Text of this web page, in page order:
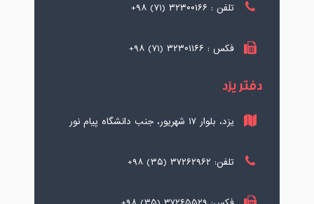
تلفن : ۳۲۳۰۰۱۶۶ (۷۱) ۹۸+
فکس : ۳۲۳۰۱۱۶۶ (۷۱) ۹۸+
دفتر یزد
یزد، بلوار ۱۷ شهریور، جنب دانشگاه پیام نور
تلفن: ۳۷۲۶۲۹۶۲ (۳۵) ۹۸+